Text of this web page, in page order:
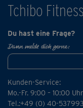
Tchibo Fitness
Du hast eine Frage?
Dann melde dich gerne:
Kunden-Service:
Mo.-Fr. 9:00 – 10:00 Uhr
Tel.:+49 (0) 40-